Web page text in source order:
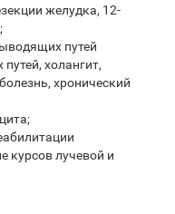
желудка, 12-
путей
холангит,
хронический
курсов лучевой и